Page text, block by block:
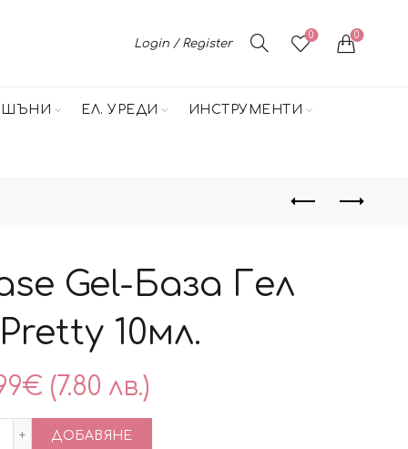
Login / Register
0 0
ЕЛ. УРЕДИ ИНСТРУМЕНТИ
Gel-База Гел
10мл.
€ (7.80 лв.)
количество за Rubber Base Gel-База Гел Лак Pretty 10мл.
ДОБАВЯНЕ